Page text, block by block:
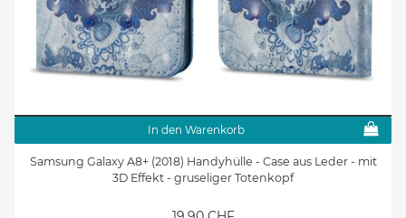
In den Warenkorb
Samsung Galaxy A8+ (2018) Handyhülle - Case aus Leder - mit
3D Effekt - gruseliger Totenkopf